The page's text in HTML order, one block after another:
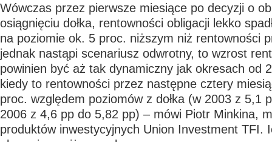
Wówczas przez pierwsze miesiące po decyzji o
osiągnięciu dołka, rentowności obligacji lekko
na poziomie ok. 5 proc. niższym niż rentowności
jednak nastąpi scenariusz odwrotny, to wzrost
powinien być aż tak dynamiczny jak okresach od
kiedy to rentowności przez następne cztery
proc. względem poziomów z dołka (w 2003 z 5,1
2006 z 4,6 pp do 5,82 pp) – mówi Piotr Minkina,
produktów inwestycyjnych Union Investment TFI.